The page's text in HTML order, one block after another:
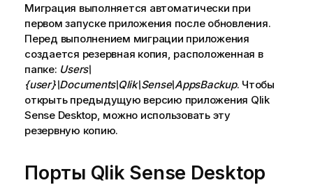
о
р
м
а
ц
и
и
Миграция выполняется автоматически при
первом запуске приложения после обновления.
Перед выполнением миграции приложения
создается резервная копия, расположенная в
папке: Users\
{user}\Documents\Qlik\Sense\AppsBackup. Чтобы
открыть предыдущую версию приложения Qlik
Sense Desktop, можно использовать эту
резервную копию.
Порты Qlik Sense Desktop